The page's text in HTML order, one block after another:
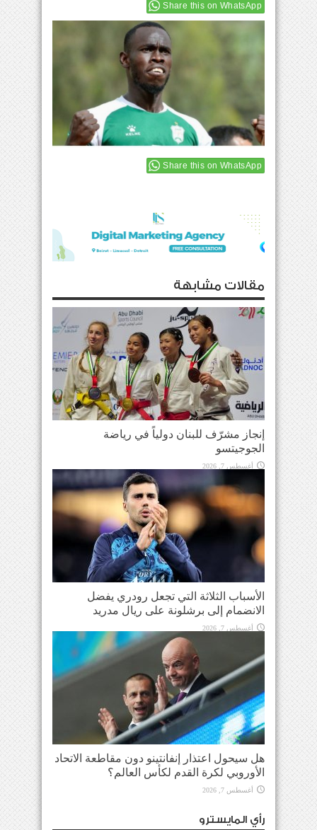
Share this on WhatsApp
Share this on WhatsApp
مقالات مشابهة
إنجاز مشرّف للبنان دولياً في رياضة
الجوجيتسو
أغسطس 7, 2026
الأسباب الثلاثة التي تجعل رودري يفضل
الانضمام إلى برشلونة على ريال مدريد
أغسطس 7, 2026
هل سيحول اعتذار إنفانتينو دون مقاطعة الاتحاد
الأوروبي لكرة القدم لكأس العالم؟
أغسطس 7, 2026
رأي المايسترو